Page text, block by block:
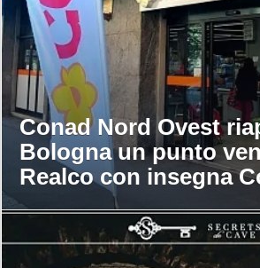
Conad Nord Ovest
Bologna un punto
Realco con insegna